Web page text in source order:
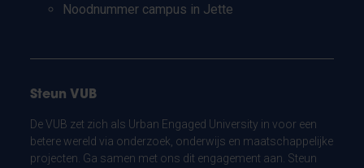
Noodnummer campus in Jette
Steun VUB
De VUB zet zich als Urban Engaged University in voor een
betere wereld via onderzoek, onderwijs en maatschappelijke
projecten. Ga samen met ons dit engagement aan. Steun